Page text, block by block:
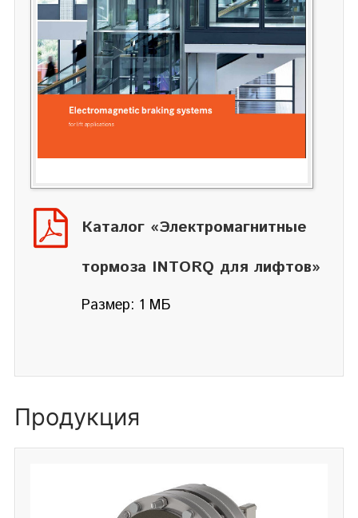
Каталог «Электромагнитные
тормоза INTORQ для лифтов»
Размер: 1 МБ
Продукция